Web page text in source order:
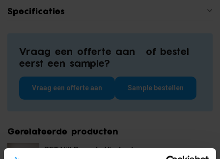
Specificaties
Vraag een offerte aan of bestel
eerst een sample?
Vraag een offerte aan Sample bestellen
Gerelateerde producten
PET Vilt Paneel - Vierkant -